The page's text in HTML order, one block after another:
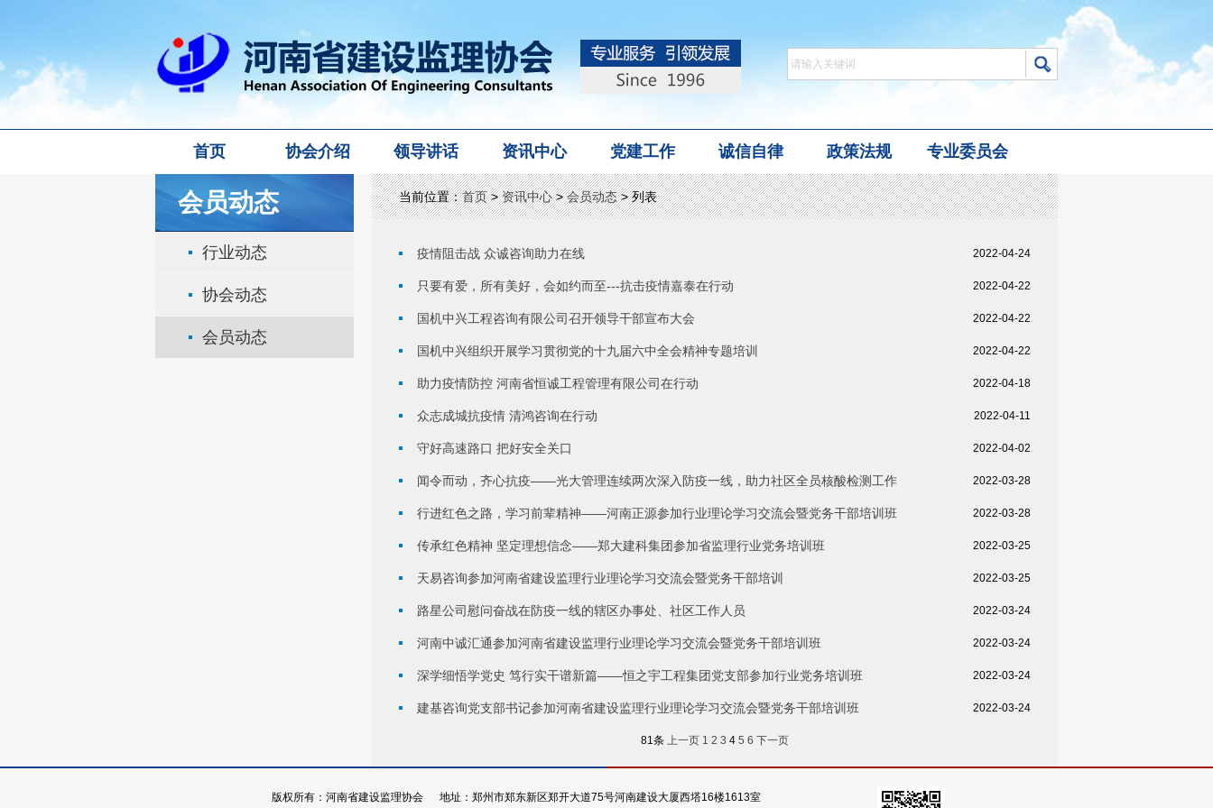
首页 协会介绍 领导讲话 资讯中心 党建工作 诚信自律 政策法规 专业委员会
会员动态
行业动态
协会动态
会员动态
当前位置：首页>资讯中心>会员动态> 列表
2022-04-24
疫情阻击战 众诚咨询助力在线
2022-04-22
只要有爱，所有美好，会如约而至---抗击疫情嘉泰在行动
2022-04-22
国机中兴工程咨询有限公司召开领导干部宣布大会
2022-04-22
国机中兴组织开展学习贯彻党的十九届六中全会精神专题培训
2022-04-18
助力疫情防控 河南省恒诚工程管理有限公司在行动
2022-04-11
众志成城抗疫情 清鸿咨询在行动
2022-04-02
守好高速路口 把好安全关口
2022-03-28
闻令而动，齐心抗疫——光大管理连续两次深入防疫一线，助力社区全员核酸检测工作
2022-03-28
行进红色之路，学习前辈精神——河南正源参加行业理论学习交流会暨党务干部培训班
2022-03-25
传承红色精神 坚定理想信念——郑大建科集团参加省监理行业党务培训班
2022-03-25
天易咨询参加河南省建设监理行业理论学习交流会暨党务干部培训
2022-03-24
路星公司慰问奋战在防疫一线的辖区办事处、社区工作人员
2022-03-24
河南中诚汇通参加河南省建设监理行业理论学习交流会暨党务干部培训班
2022-03-24
深学细悟学党史 笃行实干谱新篇——恒之宇工程集团党支部参加行业党务培训班
2022-03-24
建基咨询党支部书记参加河南省建设监理行业理论学习交流会暨党务干部培训班
81条 上一页 1 2 3 4 5 6 下一页
版权所有：河南省建设监理协会 地址：郑州市郑东新区郑开大道75号河南建设大厦西塔16楼1613室